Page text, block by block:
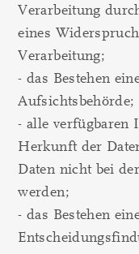
Verarbeitung
eines
Verarbeitung;
- das Bestehen
Aufsichtsbehörde;
- alle verfügbaren
Herkunft der
Daten nicht bei
werden;
- das Bestehen